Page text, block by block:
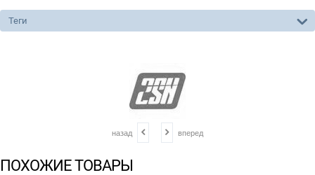
Теги
назад вперед
ПОХОЖИЕ ТОВАРЫ